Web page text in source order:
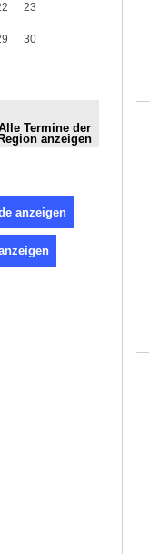
23
30
Termine der
Region anzeigen
anzeigen